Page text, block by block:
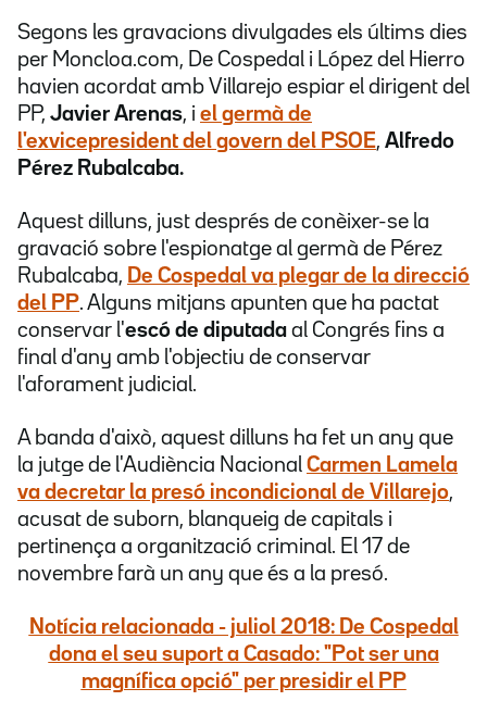
Segons les gravacions divulgades els últims dies
per Moncloa.com, De Cospedal i López del Hierro
havien acordat amb Villarejo espiar el dirigent del
PP, Javier Arenas, i el germà de
l'exvicepresident del govern del PSOE, Alfredo
Pérez Rubalcaba.
Aquest dilluns, just després de conèixer-se la
gravació sobre l'espionatge al germà de Pérez
Rubalcaba, De Cospedal va plegar de la direcció
del PP. Alguns mitjans apunten que ha pactat
conservar l'escó de diputada al Congrés fins a
final d'any amb l'objectiu de conservar
l'aforament judicial.
A banda d'això, aquest dilluns ha fet un any que
la jutge de l'Audiència Nacional Carmen Lamela
va decretar la presó incondicional de Villarejo,
acusat de suborn, blanqueig de capitals i
pertinença a organització criminal. El 17 de
novembre farà un any que és a la presó.
Notícia relacionada - juliol 2018: De Cospedal
dona el seu suport a Casado: "Pot ser una
magnífica opció" per presidir el PP